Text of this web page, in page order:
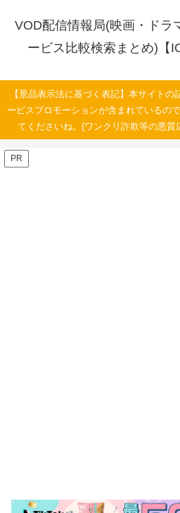
VOD配信情報局(映画・ドラ
ービス比較検索まとめ)【
【景品表示法に基づく表記】本サイト
ービスプロモーションが含まれているの
てくださいね。(ワンクリ詐欺等の悪
PR